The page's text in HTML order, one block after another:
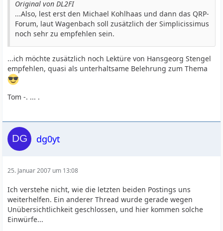
Original von DL2FI
...Also, lest erst den Michael Kohlhaas und dann das QRP-
Forum, laut Wagenbach soll zusätzlich der Simplicissimus
noch sehr zu empfehlen sein.
...ich möchte zusätzlich noch Lektüre von Hansgeorg Stengel
empfehlen, quasi als unterhaltsame Belehrung zum Thema
Tom -. ... .
dg0yt
25. Januar 2007 um 13:08
Ich verstehe nicht, wie die letzten beiden Postings uns
weiterhelfen. Ein anderer Thread wurde gerade wegen
Unübersichtlichkeit geschlossen, und hier kommen solche
Einwürfe...